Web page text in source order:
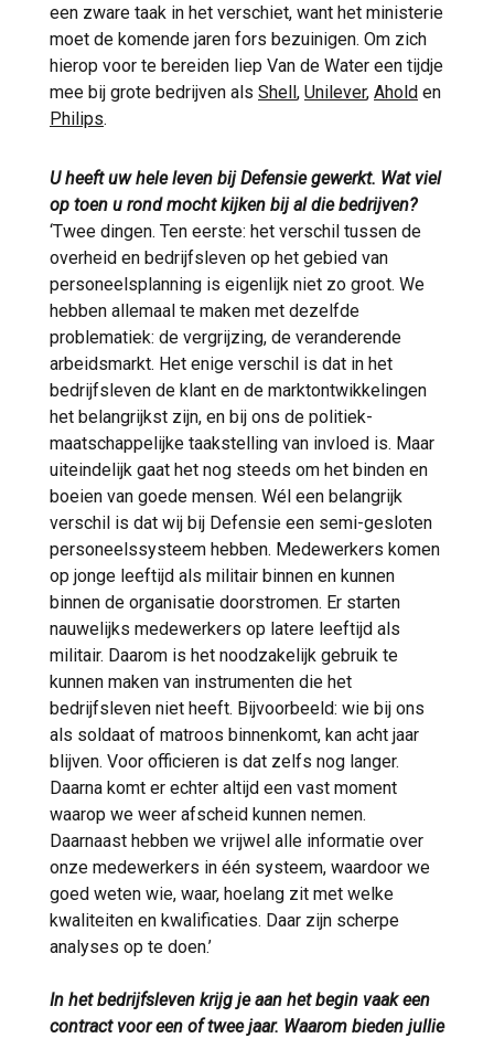
een zware taak in het verschiet, want het ministerie
moet de komende jaren fors bezuinigen. Om zich
hierop voor te bereiden liep Van de Water een tijdje
mee bij grote bedrijven als Shell, Unilever, Ahold en
Philips.
U heeft uw hele leven bij Defensie gewerkt. Wat viel
op toen u rond mocht kijken bij al die bedrijven?
‘Twee dingen. Ten eerste: het verschil tussen de
overheid en bedrijfsleven op het gebied van
personeelsplanning is eigenlijk niet zo groot. We
hebben allemaal te maken met dezelfde
problematiek: de vergrijzing, de veranderende
arbeidsmarkt. Het enige verschil is dat in het
bedrijfsleven de klant en de marktontwikkelingen
het belangrijkst zijn, en bij ons de politiek-
maatschappelijke taakstelling van invloed is. Maar
uiteindelijk gaat het nog steeds om het binden en
boeien van goede mensen. Wél een belangrijk
verschil is dat wij bij Defensie een semi-gesloten
personeelssysteem hebben. Medewerkers komen
op jonge leeftijd als militair binnen en kunnen
binnen de organisatie doorstromen. Er starten
nauwelijks medewerkers op latere leeftijd als
militair. Daarom is het noodzakelijk gebruik te
kunnen maken van instrumenten die het
bedrijfsleven niet heeft. Bijvoorbeeld: wie bij ons
als soldaat of matroos binnenkomt, kan acht jaar
blijven. Voor officieren is dat zelfs nog langer.
Daarna komt er echter altijd een vast moment
waarop we weer afscheid kunnen nemen.
Daarnaast hebben we vrijwel alle informatie over
onze medewerkers in één systeem, waardoor we
goed weten wie, waar, hoelang zit met welke
kwaliteiten en kwalificaties. Daar zijn scherpe
analyses op te doen.’
In het bedrijfsleven krijg je aan het begin vaak een
contract voor een of twee jaar. Waarom bieden jullie